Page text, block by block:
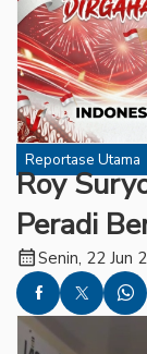
Reportase Utama
Roy
Peradi
calendar_monthSenin, 22 Jun